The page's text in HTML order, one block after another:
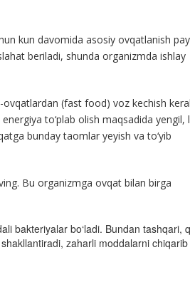
kun davomida asosiy ovqatlanish
beriladi, shunda organizmda ishlay
ovqatlardan (fast food) voz kechish
to‘plab olish maqsadida yengil,
bunday taomlar yeyish va to‘yib
Bu organizmga ovqat bilan birga
bakteriyalar bo‘ladi. Bundan tashqari,
zaharli moddalarni chiqarib